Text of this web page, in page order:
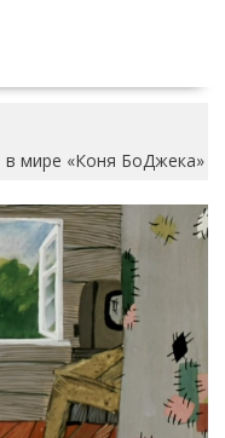
в мире «Коня БоДжека»